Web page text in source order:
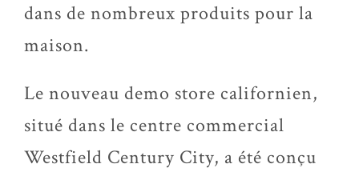
dans de nombreux produits pour la
maison.
Le nouveau demo store californien,
situé dans le centre commercial
Westfield Century City, a été conçu